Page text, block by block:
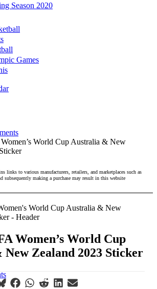
Season 2020
Games
World Cup Australia & New
links to various manufacturers, retailers, and marketplaces such as
subsequently making a purchase may result in this website
Women’s World Cup
Zealand 2023 Sticker